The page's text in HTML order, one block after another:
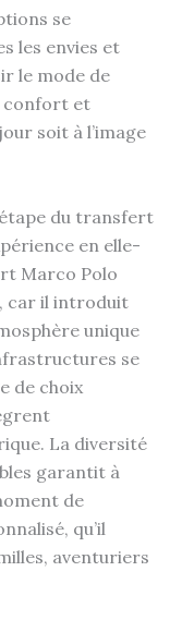
se
les envies et
le mode de
confort et
soit à l’image
du transfert
en elle-
Marco Polo
car il introduit
unique
se
de choix
La diversité
garantit à
de
qu’il
aventuriers